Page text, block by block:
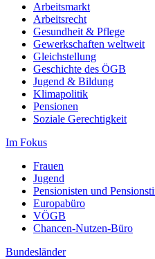
Arbeitsmarkt
Arbeitsrecht
Gesundheit & Pflege
Gewerkschaften weltweit
Gleichstellung
Geschichte des ÖGB
Jugend & Bildung
Klimapolitik
Pensionen
Soziale Gerechtigkeit
Im Fokus
Frauen
Jugend
Pensionisten und
Europabüro
VÖGB
Chancen-Nutzen-Büro
Bundesländer